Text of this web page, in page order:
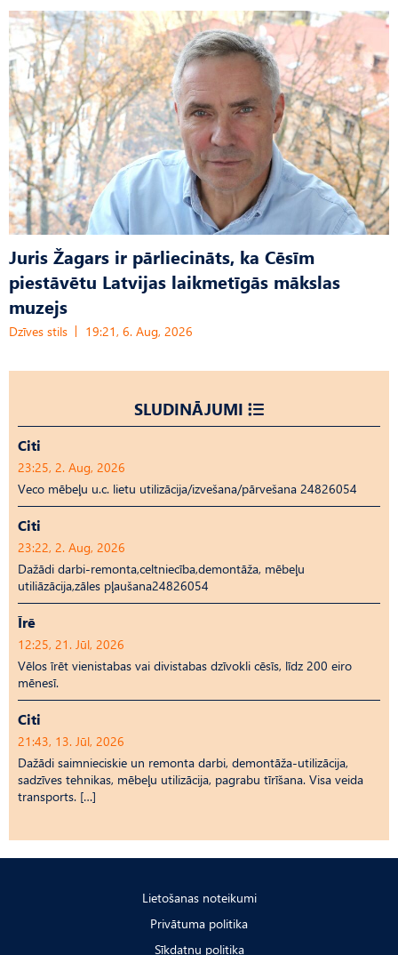
Juris Žagars ir pārliecināts, ka Cēsīm
piestāvētu Latvijas laikmetīgās mākslas
muzejs
Dzīves stils 19:21, 6. Aug, 2026
SLUDINĀJUMI
Citi
23:25, 2. Aug, 2026
Veco mēbeļu u.c. lietu utilizācija/izvešana/pārvešana 24826054
Citi
23:22, 2. Aug, 2026
Dažādi darbi-remonta,celtniecība,demontāža, mēbeļu
utiliāzācija,zāles pļaušana24826054
Īrē
12:25, 21. Jūl, 2026
Vēlos īrēt vienistabas vai divistabas dzīvokli cēsīs, līdz 200 eiro
mēnesī.
Citi
21:43, 13. Jūl, 2026
Dažādi saimnieciskie un remonta darbi, demontāža-utilizācija,
sadzīves tehnikas, mēbeļu utilizācija, pagrabu tīrīšana. Visa veida
transports. […]
Lietošanas noteikumi
Privātuma politika
Sīkdatņu politika